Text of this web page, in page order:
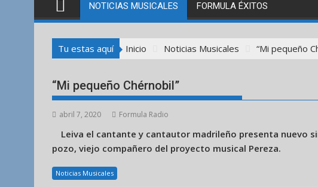
NOTICIAS MUSICALES FORMULA ÉXITOS
Tu estas aquí Inicio Noticias Musicales “Mi pequeño
“Mi pequeño Chérnobil”
abril 7, 2020 Formula Radio
Leiva el cantante y cantautor madrileño presenta nuevo
pozo, viejo compañero del proyecto musical Pereza.
Noticias Musicales